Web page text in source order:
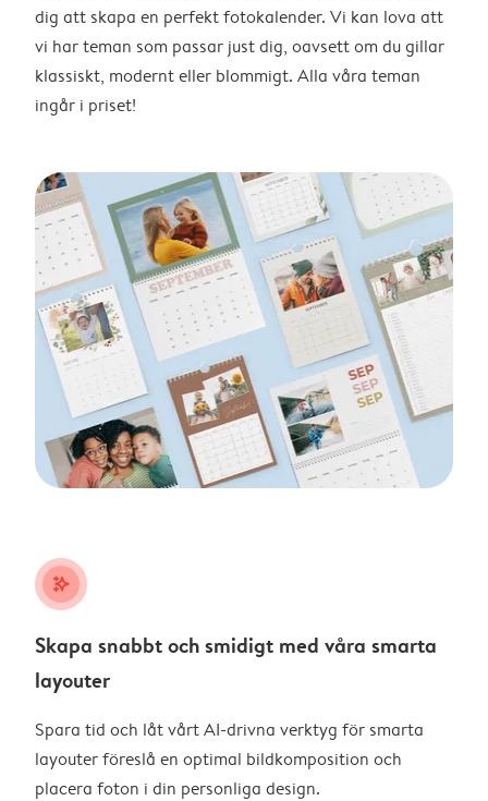
dig att skapa en perfekt fotokalender. Vi kan lova att
vi har teman som passar just dig, oavsett om du gillar
klassiskt, modernt eller blommigt. Alla våra teman
ingår i priset!
stars_plus
Skapa snabbt och smidigt med våra smarta
layouter
Spara tid och låt vårt AI-drivna verktyg för smarta
layouter föreslå en optimal bildkomposition och
placera foton i din personliga design.